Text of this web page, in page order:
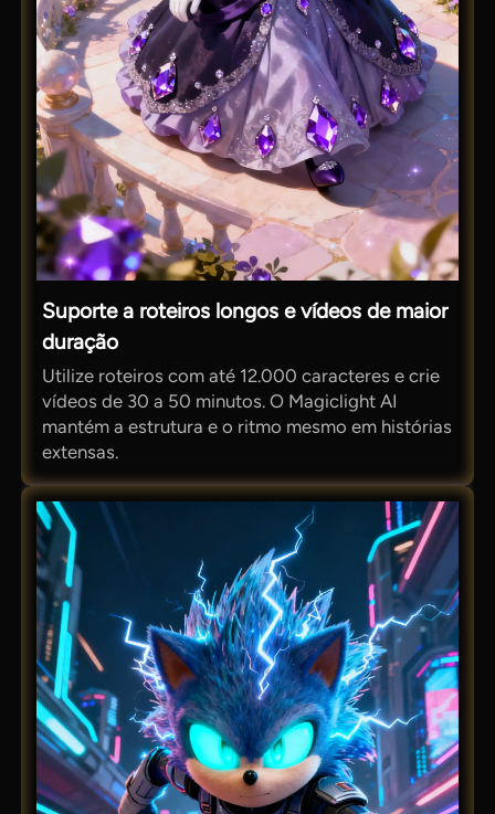
Suporte a roteiros longos e vídeos de maior
duração
Utilize roteiros com até 12.000 caracteres e crie
vídeos de 30 a 50 minutos. O Magiclight AI
mantém a estrutura e o ritmo mesmo em histórias
extensas.